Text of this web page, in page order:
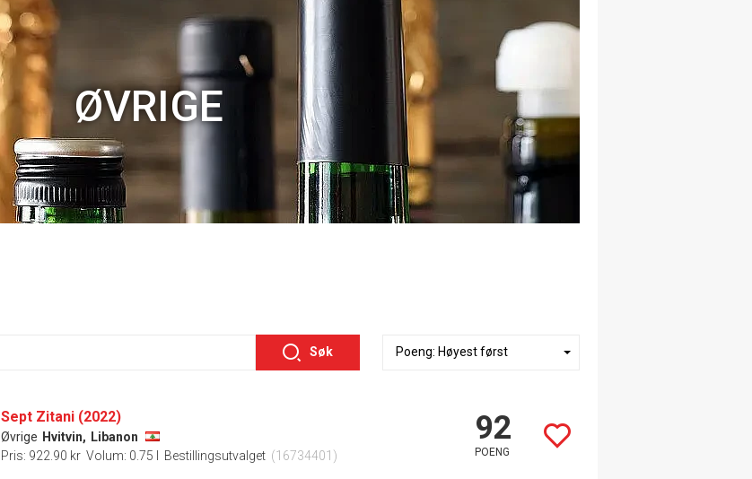
ØVRIGE
Søk
Sept Zitani (2022)
Øvrige Hvitvin, Libanon
Pris: 922.90 kr Volum: 0.75 l Bestillingsutvalget (16734401)
92
POENG